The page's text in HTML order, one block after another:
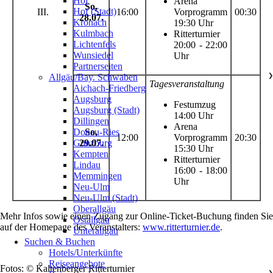
III.
So,
28.07.
16:00
Vorprogramm
19:30 Uhr
Ritterturnier
20:00 - 22:00
Uhr
00:30
So,
29.07.
12:00
Tagesveranstaltung
Festumzug
14:00 Uhr
Arena
Vorprogramm
15:30 Uhr
Ritterturnier
16:00 - 18:00
Uhr
20:30
Mehr Infos sowie einen Zugang zur Online-Ticket-Buchung finden Sie
auf der Homepage des Veranstalters: www.ritterturnier.de.
Fotos: © Kaltenberger Ritterturnier
Hof (Stadt)
Kronach
Kulmbach
Lichtenfels
Wunsiedel
Partnerseiten
Allgäu/Bay. Schwaben
❯
Aichach-Friedberg
Augsburg
Augsburg (Stadt)
Dillingen
Donau-Ries
Günzburg
Kempten
Lindau
Memmingen
Neu-Ulm
Neu-Ulm (Stadt)
Oberallgäu
Ostallgäu
Unterallgäu
Suchen & Buchen
Hotels/Unterkünfte
Reiseangebote